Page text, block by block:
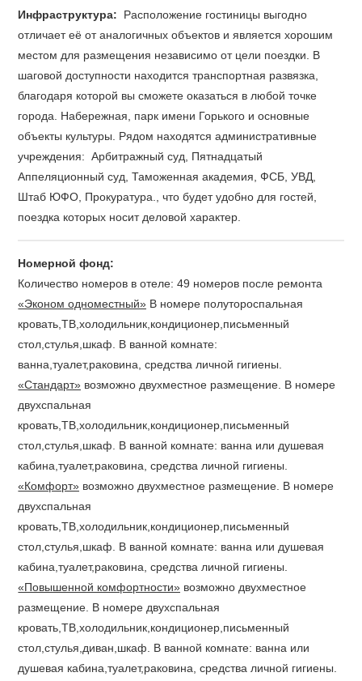
Инфраструктура: Расположение гостиницы выгодно
отличает её от аналогичных объектов и является хорошим
местом для размещения независимо от цели поездки. В
шаговой доступности находится транспортная развязка,
благодаря которой вы сможете оказаться в любой точке
города. Набережная, парк имени Горького и основные
объекты культуры. Рядом находятся административные
учреждения: Арбитражный суд, Пятнадцатый
Аппеляционный суд, Таможенная академия, ФСБ, УВД,
Штаб ЮФО, Прокуратура., что будет удобно для гостей,
поездка которых носит деловой характер.
Номерной фонд:
Количество номеров в отеле: 49 номеров после ремонта
«Эконом одноместный» В номере полутороспальная
кровать,ТВ,холодильник,кондиционер,письменный
стол,стулья,шкаф. В ванной комнате:
ванна,туалет,раковина, средства личной гигиены.
«Стандарт» возможно двухместное размещение. В номере
двухспальная
кровать,ТВ,холодильник,кондиционер,письменный
стол,стулья,шкаф. В ванной комнате: ванна или душевая
кабина,туалет,раковина, средства личной гигиены.
«Комфорт» возможно двухместное размещение. В номере
двухспальная
кровать,ТВ,холодильник,кондиционер,письменный
стол,стулья,шкаф. В ванной комнате: ванна или душевая
кабина,туалет,раковина, средства личной гигиены.
«Повышенной комфортности» возможно двухместное
размещение. В номере двухспальная
кровать,ТВ,холодильник,кондиционер,письменный
стол,стулья,диван,шкаф. В ванной комнате: ванна или
душевая кабина,туалет,раковина, средства личной гигиены.